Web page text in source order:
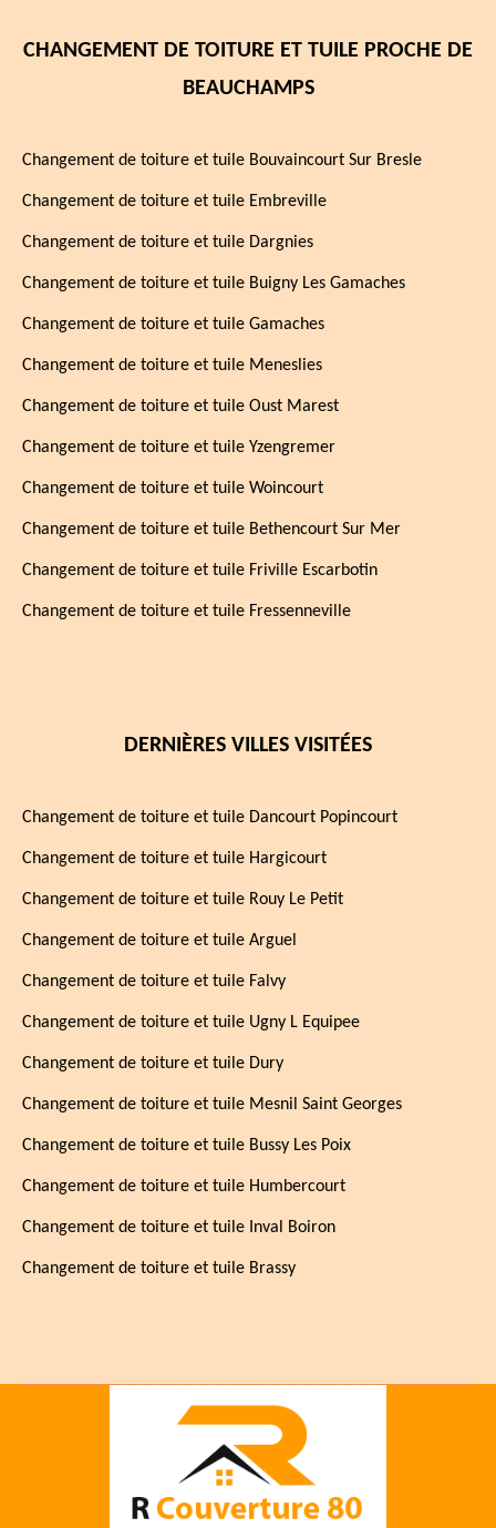
CHANGEMENT DE TOITURE ET TUILE PROCHE DE
BEAUCHAMPS
Changement de toiture et tuile Bouvaincourt Sur Bresle
Changement de toiture et tuile Embreville
Changement de toiture et tuile Dargnies
Changement de toiture et tuile Buigny Les Gamaches
Changement de toiture et tuile Gamaches
Changement de toiture et tuile Meneslies
Changement de toiture et tuile Oust Marest
Changement de toiture et tuile Yzengremer
Changement de toiture et tuile Woincourt
Changement de toiture et tuile Bethencourt Sur Mer
Changement de toiture et tuile Friville Escarbotin
Changement de toiture et tuile Fressenneville
DERNIÈRES VILLES VISITÉES
Changement de toiture et tuile Dancourt Popincourt
Changement de toiture et tuile Hargicourt
Changement de toiture et tuile Rouy Le Petit
Changement de toiture et tuile Arguel
Changement de toiture et tuile Falvy
Changement de toiture et tuile Ugny L Equipee
Changement de toiture et tuile Dury
Changement de toiture et tuile Mesnil Saint Georges
Changement de toiture et tuile Bussy Les Poix
Changement de toiture et tuile Humbercourt
Changement de toiture et tuile Inval Boiron
Changement de toiture et tuile Brassy